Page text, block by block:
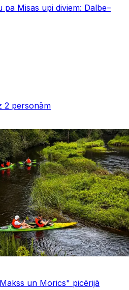
pa Misas upi diviem: Dalbe–
2 personām
un Morics" picērijā